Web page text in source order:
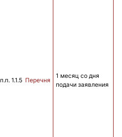
п.п. 1.1.5 Перечня
1 месяц со дня
подачи заявления